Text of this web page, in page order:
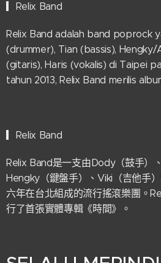
▎Relix Band
Relix Band adalah band poprock
(drummer), Tian (bassis),
(gitaris), Haris (vokalis) di Taipei
tahun 2013, Relix Band merilis
▎Relix Band
Relix Band是一支由Dody（鼓手）
Hengky（鍵盤手）、Viki（吉他手
六年在台北組成的流行搖滾樂團。
行了首張實體專輯《時間》。